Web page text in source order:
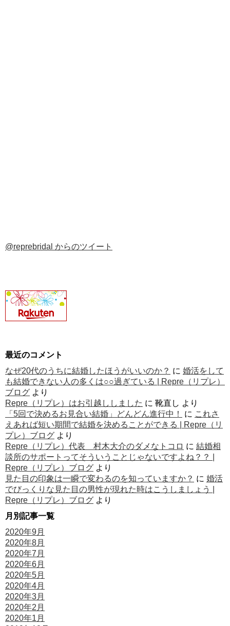
@reprebridal からのツイート
最近のコメント
なぜ20代のうちに結婚したほうがいいのか？ に 婚活をして
も結婚できない人の多くは○○過ぎている | Repre（リプレ）
ブログ より
Repre（リプレ）はお引越ししました に 靴直し より
「5回で決めるお見合い結婚」どんどん進行中！
に これさ
えあれば短い期間で結婚を決めることができる | Repre（リ
プレ）ブログ より
Repre（リプレ）代表 村木大介のダメなトコロ に 結婚相
談所のサポートってそういうことじゃないですよね？？ |
Repre（リプレ）ブログ より
見た目の印象は一瞬で変わるのを知っていますか？ に 婚活
でびっくりな見た目の男性が現れた時はこうしましょう |
Repre（リプレ）ブログ より
月別記事一覧
2020年9月
2020年8月
2020年7月
2020年6月
2020年5月
2020年4月
2020年3月
2020年2月
2020年1月